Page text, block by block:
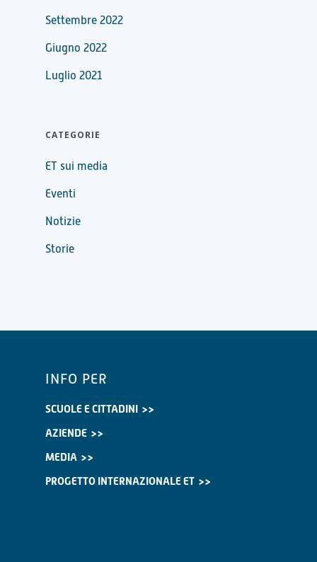
Settembre 2022
Giugno 2022
Luglio 2021
CATEGORIE
ET sui media
Eventi
Notizie
Storie
INFO PER
SCUOLE E CITTADINI
AZIENDE
MEDIA
PROGETTO INTERNAZIONALE ET